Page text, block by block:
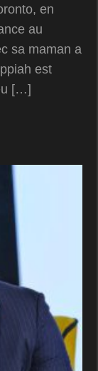
en
au
sa maman a
est
[…]